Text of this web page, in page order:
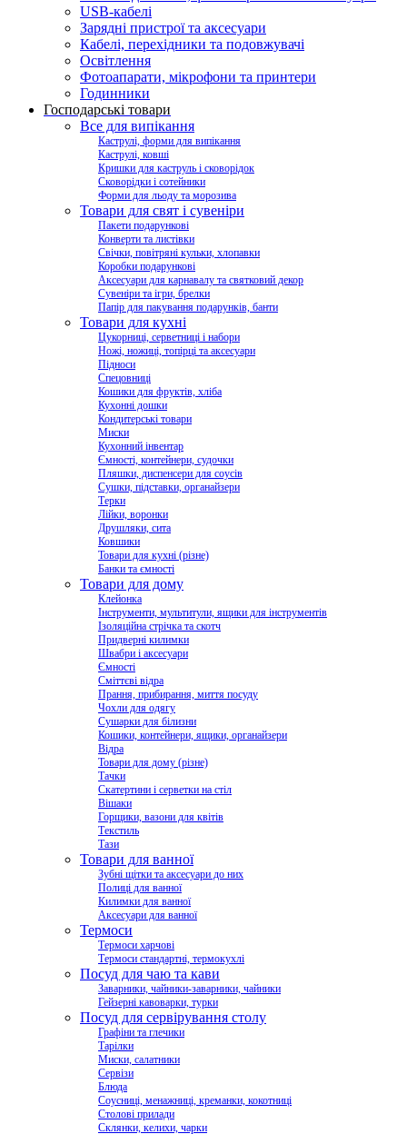
USB-кабелі
Зарядні пристрої та аксесуари
Кабелі, перехідники та подовжувачі
Освітлення
Фотоапарати, мікрофони та принтери
Годинники
Господарські товари
Все для випікання
Каструлі, форми для випікання
Каструлі, ковші
Кришки для каструль і сковорідок
Сковорідки і сотейники
Форми для льоду та морозива
Товари для свят і сувеніри
Пакети подарункові
Конверти та листівки
Свічки, повітряні кульки, хлопавки
Коробки подарункові
Аксесуари для карнавалу та святковий декор
Сувеніри та ігри, брелки
Папір для пакування подарунків, банти
Товари для кухні
Цукорниці, серветниці і набори
Ножі, ножиці, топірці та аксесуари
Підноси
Спецовниці
Кошики для фруктів, хліба
Кухонні дошки
Кондитерські товари
Миски
Кухонний інвентар
Ємності, контейнери, судочки
Пляшки, диспенсери для соусів
Сушки, підставки, органайзери
Терки
Лійки, воронки
Друшляки, сита
Ковшики
Товари для кухні (різне)
Банки та ємності
Товари для дому
Клейонка
Інструменти, мультитули, ящики для інструментів
Ізоляційна стрічка та скотч
Придверні килимки
Швабри і аксесуари
Ємності
Сміттєві відра
Прання, прибирання, миття посуду
Чохли для одягу
Сушарки для білизни
Кошики, контейнери, ящики, органайзери
Відра
Товари для дому (різне)
Тачки
Скатертини і серветки на стіл
Вішаки
Горщики, вазони для квітів
Текстиль
Тази
Товари для ванної
Зубні щітки та аксесуари до них
Полиці для ванної
Килимки для ванної
Аксесуари для ванної
Термоси
Термоси харчові
Термоси стандартні, термокухлі
Посуд для чаю та кави
Заварники, чайники-заварники, чайники
Гейзерні кавоварки, турки
Посуд для сервірування столу
Графіни та глечики
Тарілки
Миски, салатники
Сервізи
Блюда
Соусниці, менажниці, креманки, кокотниці
Столові прилади
Склянки, келихи, чарки